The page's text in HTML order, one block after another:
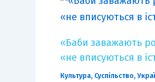
«Баби заважають
«не вписуються в
Культура, Суспільство,